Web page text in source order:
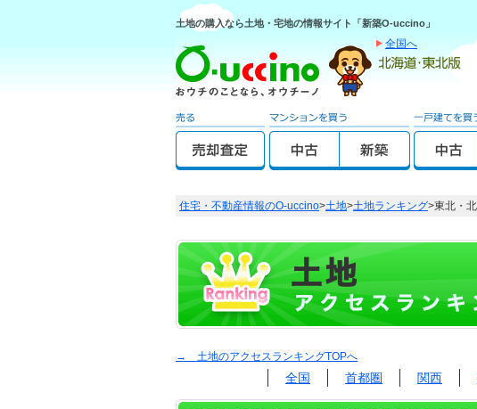
土地の購入なら土地・宅地の情報サイト「新築O-uccino」
全国へ
住宅・不動産情報のO-uccino>土地>土地ランキング>東北・
→ 土地のアクセスランキングTOPへ
全国 首都圏 関西